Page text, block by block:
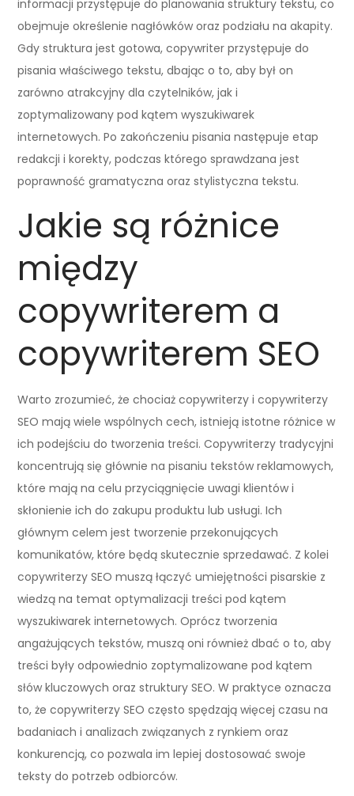
informacji przystępuje do planowania struktury tekstu, co
obejmuje określenie nagłówków oraz podziału na akapity.
Gdy struktura jest gotowa, copywriter przystępuje do
pisania właściwego tekstu, dbając o to, aby był on
zarówno atrakcyjny dla czytelników, jak i
zoptymalizowany pod kątem wyszukiwarek
internetowych. Po zakończeniu pisania następuje etap
redakcji i korekty, podczas którego sprawdzana jest
poprawność gramatyczna oraz stylistyczna tekstu.
Jakie są różnice
między
copywriterem a
copywriterem SEO
Warto zrozumieć, że chociaż copywriterzy i copywriterzy
SEO mają wiele wspólnych cech, istnieją istotne różnice w
ich podejściu do tworzenia treści. Copywriterzy tradycyjni
koncentrują się głównie na pisaniu tekstów reklamowych,
które mają na celu przyciągnięcie uwagi klientów i
skłonienie ich do zakupu produktu lub usługi. Ich
głównym celem jest tworzenie przekonujących
komunikatów, które będą skutecznie sprzedawać. Z kolei
copywriterzy SEO muszą łączyć umiejętności pisarskie z
wiedzą na temat optymalizacji treści pod kątem
wyszukiwarek internetowych. Oprócz tworzenia
angażujących tekstów, muszą oni również dbać o to, aby
treści były odpowiednio zoptymalizowane pod kątem
słów kluczowych oraz struktury SEO. W praktyce oznacza
to, że copywriterzy SEO często spędzają więcej czasu na
badaniach i analizach związanych z rynkiem oraz
konkurencją, co pozwala im lepiej dostosować swoje
teksty do potrzeb odbiorców.